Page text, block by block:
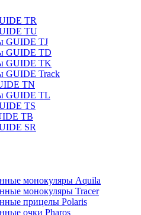
TR
TU
GUIDE TJ
GUIDE TD
GUIDE TK
GUIDE Track
TN
GUIDE TL
TS
TB
SR
монокуляры Aquila
монокуляры Tracer
прицелы Polaris
очки Pharos